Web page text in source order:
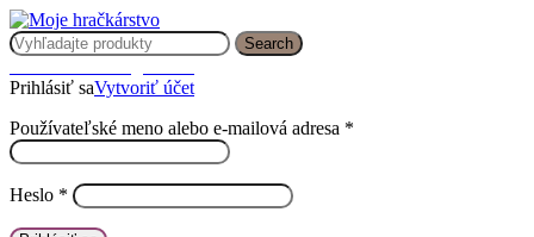
Search
Prihlásiť saVytvoriť účet
Používateľské meno alebo e-mailová adresa *
Heslo *